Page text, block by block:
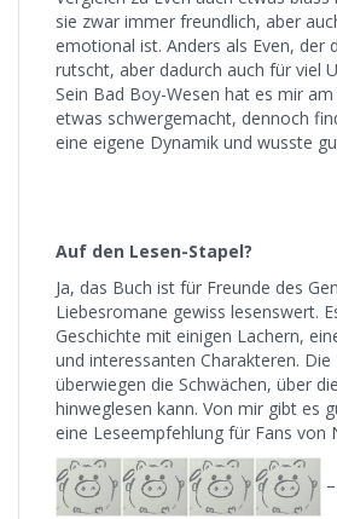
sie zwar immer freundlich, aber
emotional ist. Anders als Even, der
rutscht, aber dadurch auch für viel
Sein Bad Boy-Wesen hat es mir
etwas schwergemacht, dennoch
eine eigene Dynamik und wusste
Auf den Lesen-Stapel?
Ja, das Buch ist für Freunde des
Liebesromane gewiss lesenswert.
Geschichte mit einigen Lachern,
und interessanten Charakteren. Die
überwiegen die Schwächen, über
hinweglesen kann. Von mir gibt es
eine Leseempfehlung für Fans von